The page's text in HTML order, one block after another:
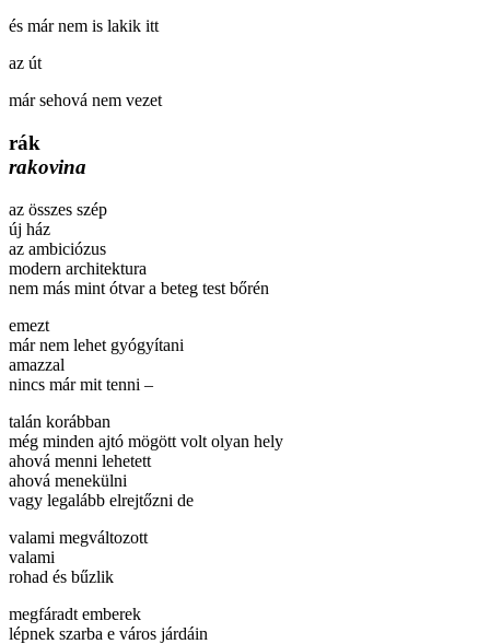
és már nem is lakik itt
az út
már sehová nem vezet
rák
rakovina
az összes szép
új ház
az ambiciózus
modern architektura
nem más mint ótvar a beteg test bőrén
emezt
már nem lehet gyógyítani
amazzal
nincs már mit tenni –
talán korábban
még minden ajtó mögött volt olyan hely
ahová menni lehetett
ahová menekülni
vagy legalább elrejtőzni de
valami megváltozott
valami
rohad és bűzlik
megfáradt emberek
lépnek szarba e város járdáin